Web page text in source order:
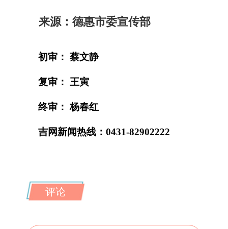
来源：德惠市委宣传部
初审： 蔡文静
复审： 王寅
终审： 杨春红
吉网新闻热线：0431-82902222
评论